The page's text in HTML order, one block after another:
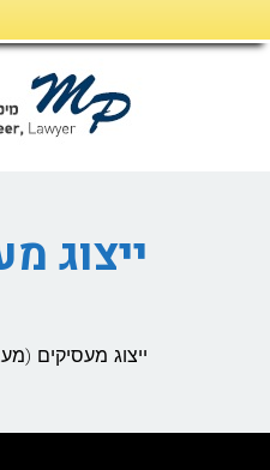
לתוכן
ייצוג
ייצוג מעסיקים